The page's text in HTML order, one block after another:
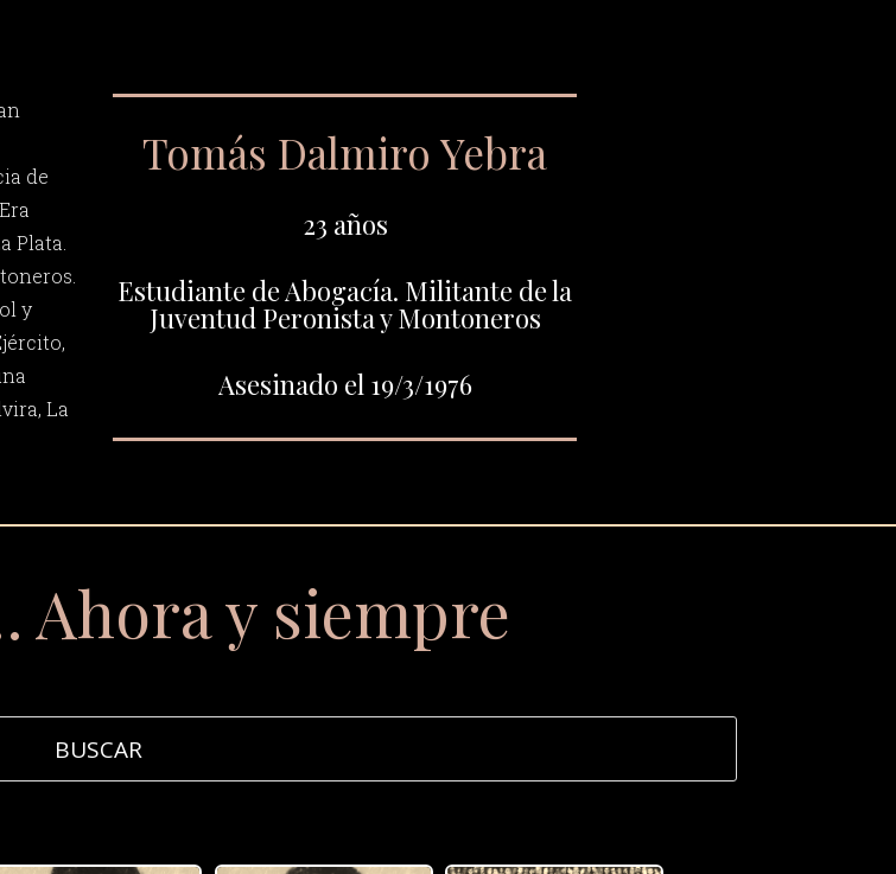
de
Plata.
y
La
Tomás Dalmiro Yebra
23 años
Estudiante de Abogacía. Militante de la
Juventud Peronista y Montoneros
Asesinado el 19/3/1976
Ahora y siempre